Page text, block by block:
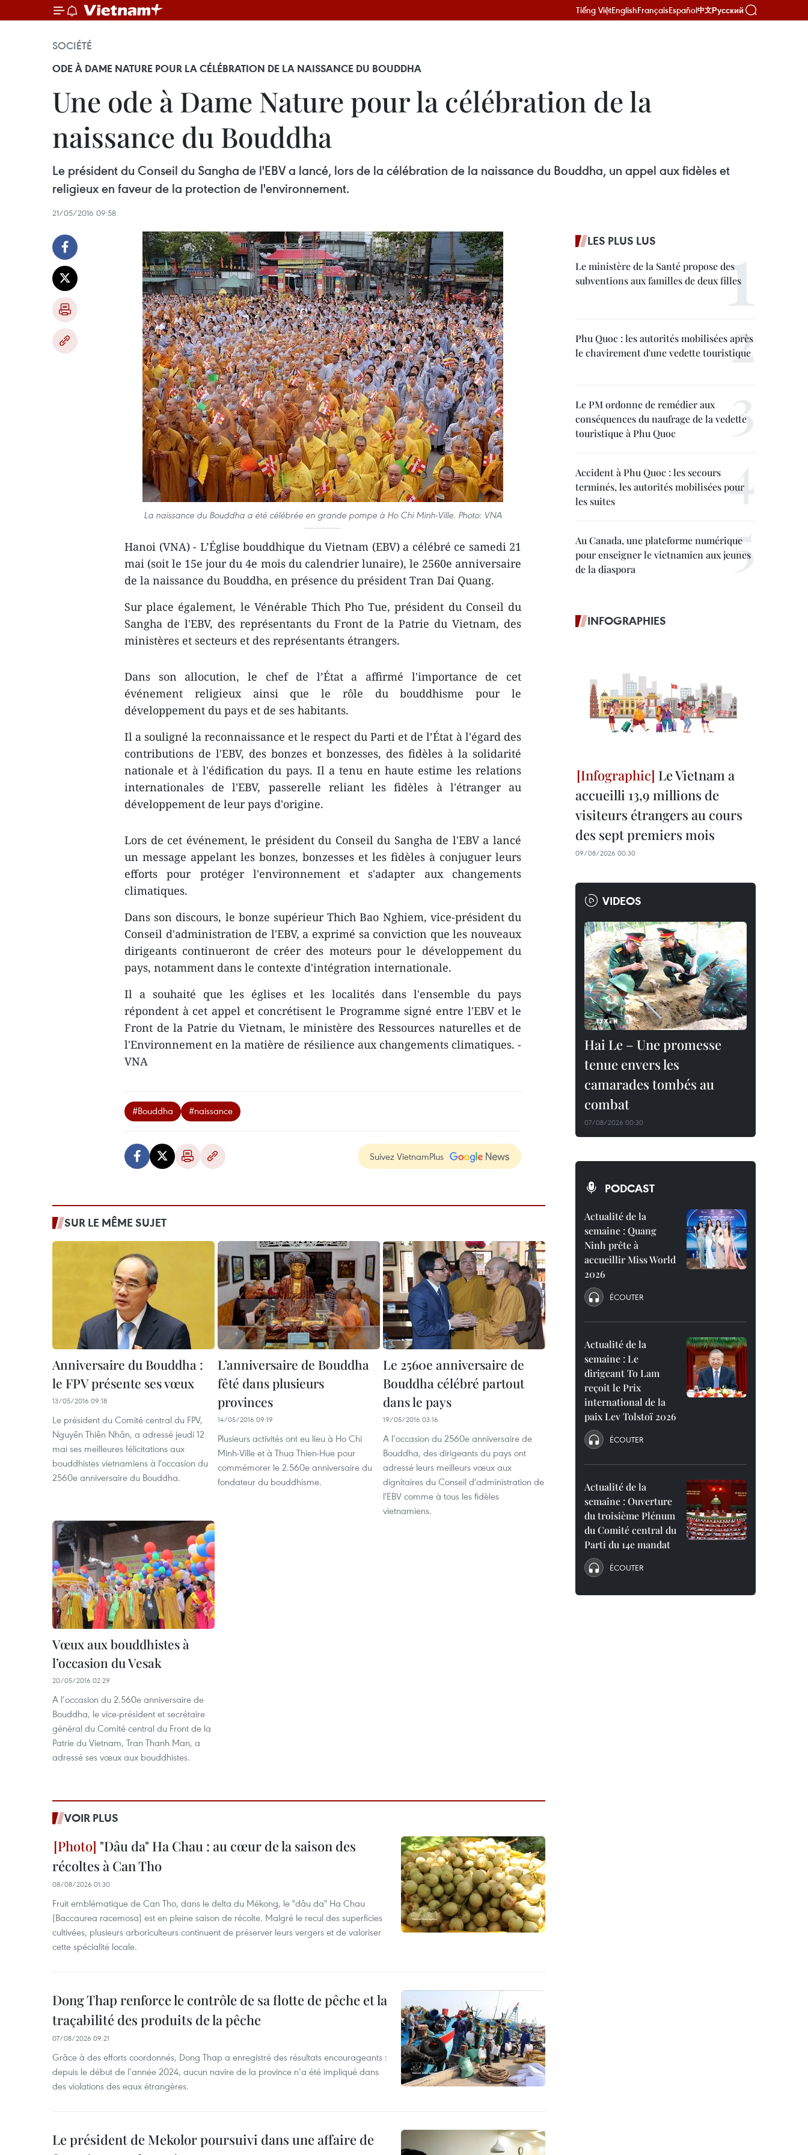
Tiếng ViệtEnglishFrançaisEspañol中文Русский
SOCIÉTÉ
ODE À DAME NATURE POUR LA CÉLÉBRATION DE LA NAISSANCE DU BOUDDHA
Une ode à Dame Nature pour la célébration de la
naissance du Bouddha
Le président du Conseil du Sangha de l'E​BV a lancé, lors de la célébration de la naissance du Bouddha, un appel aux fidèles et
religieux en faveur de la protection de l'environnement.
21/05/2016 09:58
La naissance du Bouddha a été célébrée en grande pompe à Ho Chi Minh-Ville. Photo: VNA
Hanoi (VNA) - L’Église bouddhique du Vietnam (EBV) a célébré ce samedi 21
mai (soit le 15e jour du 4e mois du calendrier lunaire), ​le 2560e anniversaire
de la naissance du Bouddha, en présence du président Tran Dai Quang.
Sur place également, le Vénérable Thich Pho Tue, président du Conseil du
Sangha de l'EBV, des représentants du Front de la Patrie du Vietnam, des
ministères et secteurs et des représentants étrangers.
Dans son allocution, le chef de l’État a affirmé l'importance de cet
événement religieux ainsi que le rôle du bouddhisme pour le
développement du pays et de ses habitants.
Il a souligné la reconnaissance et le respect du Parti et de l’État à l'égard des
contributions de l'EBV, des bonzes et bonzesses, des fidèles à la solidarité
nationale et à l'édification du pays. Il a tenu en haute estime les relations
internationales de l'EBV, passerelle reliant les fidèles à l'étranger au
développement de leur pays d'origine.
Lors de cet événement, le président du Conseil du Sangha de l'E​BV a lancé
un message appelant les bonzes, bonzesses et les fidèles à conjuguer leurs
efforts pour protéger l'environnement et s'adapter aux changements
climatiques.
Dans son discours, le bonze supérieur Thich Bao Nghiem, vice-président du
Conseil d'administration de l'EBV, a exprimé sa conviction que les nouveaux
dirigeants continueront de créer des moteurs pour le développement du
pays, notamment dans le contexte d'intégration internationale.
Il a souhaité que les églises et les localités dans l'ensemble du pays
répondent à cet appel et concrétisent le Programme signé entre l'EBV et le
Front de la Patrie du Vietnam, le ministère des Ressources naturelles et de
l'Environnement en la matière de résilience aux changements climatiques. -
VNA
#Bouddha #naissance
Suivez VietnamPlus
SUR LE MÊME SUJET
Anniversaire du Bouddha :
le FPV présente ses vœux
13/05/2016 09:18
Le président du Comité central du FPV,
Nguyên Thiên Nhân, a adressé jeudi 12
mai ses meilleures félicitations aux
bouddhistes vietnamiens à l'occasion du
2560e anniversaire du Bouddha.
L’anniversaire de Bouddha
fêté dans plusieurs
provinces
14/05/2016 09:19
Plusieurs activités ont eu lieu à Ho Chi
Minh-Ville et à Thua Thien-Hue pour
commémorer le 2.560e anniversaire du
fondateur du bouddhisme.
Le 2560e anniversaire de
Bouddha célébré partout
dans le pays
19/05/2016 03:16
A l’occasion du 2560e anniversaire de
Bouddha, des dirigeants du pays ont
adressé leurs meilleurs vœux aux
dignitaires du Conseil d'administration de
l'EBV comme à tous les fidèles
vietnamiens.
Vœux aux bouddhistes à
l’occasion du Vesak
20/05/2016 02:29
A l’occasion du 2.560e anniversaire de
Bouddha, le vice-président et secrétaire
général du Comité central du Front de la
Patrie du Vietnam, Tran Thanh Man, a
adressé ses vœux aux bouddhistes.
VOIR PLUS
"Dâu da" Ha Chau : au cœur de la saison des
récoltes à Can Tho
08/08/2026 01:30
Fruit emblématique de Can Tho, dans le delta du Mékong, le "dâu da" Ha Chau
(Baccaurea racemosa) est en pleine saison de récolte. Malgré le recul des superficies
cultivées, plusieurs arboriculteurs continuent de préserver leurs vergers et de valoriser
cette spécialité locale.
Dong Thap renforce le contrôle de sa flotte de pêche et la
traçabilité des produits de la pêche
07/08/2026 09:21
Grâce à des efforts coordonnés, Dong Thap a enregistré des résultats encourageants :
depuis le début de l’année 2024, aucun navire de la province n’a été impliqué dans
des violations des eaux étrangères.
Le président de Mekolor poursuivi dans une affaire de
LES PLUS LUS
Le ministère de la Santé propose des
subventions aux familles de deux filles
Phu Quoc : les autorités mobilisées après
le chavirement d'une vedette touristique
Le PM ordonne de remédier aux
conséquences du naufrage de la vedette
touristique à Phu Quoc
Accident à Phu Quoc : les secours
terminés, les autorités mobilisées pour
les suites
Au Canada, une plateforme numérique
pour enseigner le vietnamien aux jeunes
de la diaspora
INFOGRAPHIES
Le Vietnam a
accueilli 13,9 millions de
visiteurs étrangers au cours
des sept premiers mois
09/08/2026 00:30
VIDEOS
Hai Le – Une promesse
tenue envers les
camarades tombés au
combat
07/08/2026 00:30
PODCAST
Actualité de la
semaine : Quang
Ninh prête à
accueillir Miss World
2026
ÉCOUTER
Actualité de la
semaine : Le
dirigeant To Lam
reçoit le Prix
international de la
paix Lev Tolstoï 2026
ÉCOUTER
Actualité de la
semaine : Ouverture
du troisième Plénum
du Comité central du
Parti du 14e mandat
ÉCOUTER